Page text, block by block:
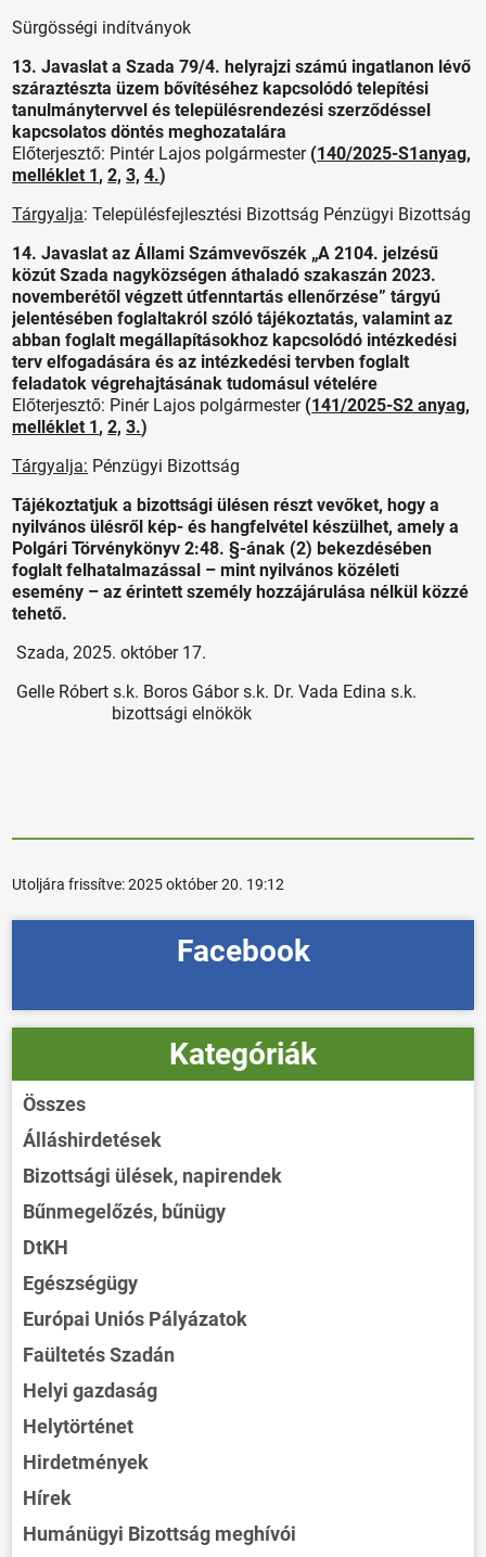
Sürgösségi indítványok
13. Javaslat a Szada 79/4. helyrajzi számú ingatlanon lévő
száraztészta üzem bővítéséhez kapcsolódó telepítési
tanulmánytervvel és településrendezési szerződéssel
kapcsolatos döntés meghozatalára
Előterjesztő: Pintér Lajos polgármester (140/2025-S1anyag,
melléklet 1,2, 3, 4.)
Tárgyalja: Településfejlesztési Bizottság Pénzügyi Bizottság
14. Javaslat az Állami Számvevőszék „A 2104. jelzésű
közút Szada nagyközségen áthaladó szakaszán 2023.
novemberétől végzett útfenntartás ellenőrzése” tárgyú
jelentésében foglaltakról szóló tájékoztatás, valamint az
abban foglalt megállapításokhoz kapcsolódó intézkedési
terv elfogadására és az intézkedési tervben foglalt
feladatok végrehajtásának tudomásul vételére
Előterjesztő: Pinér Lajos polgármester (141/2025-S2 anyag,
melléklet 1,2, 3.)
Tárgyalja: Pénzügyi Bizottság
Tájékoztatjuk a bizottsági ülésen részt vevőket, hogy a
nyilvános ülésről kép- és hangfelvétel készülhet, amely a
Polgári Törvénykönyv 2:48. §-ának (2) bekezdésében
foglalt felhatalmazással – mint nyilvános közéleti
esemény – az érintett személy hozzájárulása nélkül közzé
tehető.
Szada, 2025. október 17.
Gelle Róbert s.k. Boros Gábor s.k. Dr. Vada Edina s.k.
bizottsági elnökök
Utoljára frissítve:2025 október 20. 19:12
Facebook
Kategóriák
Összes
Álláshirdetések
Bizottsági ülések, napirendek
Bűnmegelőzés, bűnügy
DtKH
Egészségügy
Európai Uniós Pályázatok
Faültetés Szadán
Helyi gazdaság
Helytörténet
Hirdetmények
Hírek
Humánügyi Bizottság meghívói